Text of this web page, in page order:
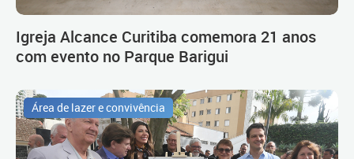
Igreja Alcance Curitiba comemora 21 anos
com evento no Parque Barigui
Área de lazer e convivência